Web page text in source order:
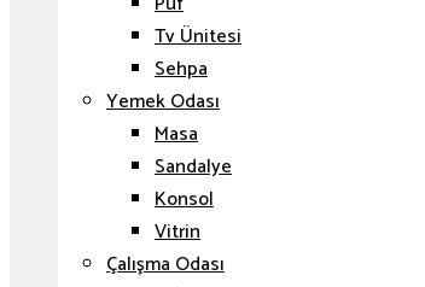
Tv Ünitesi
Sehpa
Yemek Odası
Masa
Sandalye
Konsol
Vitrin
Çalışma Odası